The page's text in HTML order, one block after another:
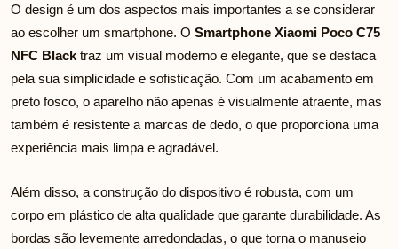
O design é um dos aspectos mais importantes a se considerar
ao escolher um smartphone. O Smartphone Xiaomi Poco C75
NFC Black traz um visual moderno e elegante, que se destaca
pela sua simplicidade e sofisticação. Com um acabamento em
preto fosco, o aparelho não apenas é visualmente atraente, mas
também é resistente a marcas de dedo, o que proporciona uma
experiência mais limpa e agradável.
Além disso, a construção do dispositivo é robusta, com um
corpo em plástico de alta qualidade que garante durabilidade. As
bordas são levemente arredondadas, o que torna o manuseio